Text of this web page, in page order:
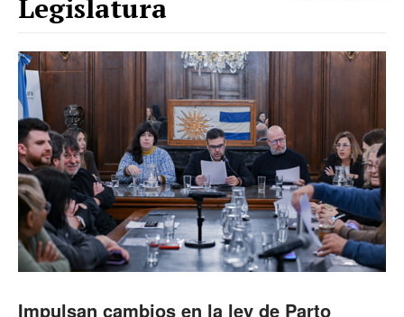
Legislatura
Impulsan cambios en la ley de Parto